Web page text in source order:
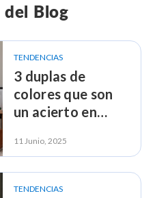
del Blog
TENDENCIAS
3 duplas de
colores que son
un acierto en
interiores
11 Junio, 2025
TENDENCIAS